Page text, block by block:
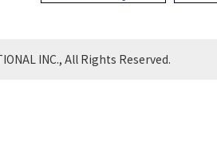
INC., All Rights Reserved.